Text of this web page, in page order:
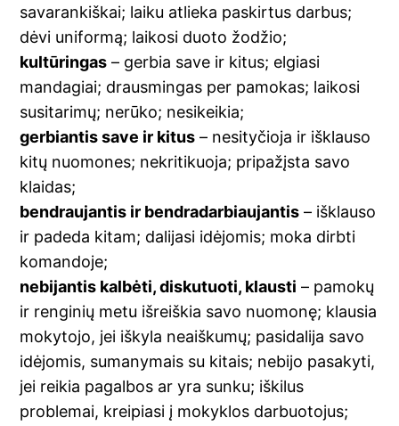
savarankiškai; laiku atlieka paskirtus darbus;
dėvi uniformą; laikosi duoto žodžio;
kultūringas – gerbia save ir kitus; elgiasi
mandagiai; drausmingas per pamokas; laikosi
susitarimų; nerūko; nesikeikia;
gerbiantis save ir kitus – nesityčioja ir išklauso
kitų nuomones; nekritikuoja; pripažįsta savo
klaidas;
bendraujantis ir bendradarbiaujantis – išklauso
ir padeda kitam; dalijasi idėjomis; moka dirbti
komandoje;
nebijantis kalbėti, diskutuoti, klausti – pamokų
ir renginių metu išreiškia savo nuomonę; klausia
mokytojo, jei iškyla neaiškumų; pasidalija savo
idėjomis, sumanymais su kitais; nebijo pasakyti,
jei reikia pagalbos ar yra sunku; iškilus
problemai, kreipiasi į mokyklos darbuotojus;